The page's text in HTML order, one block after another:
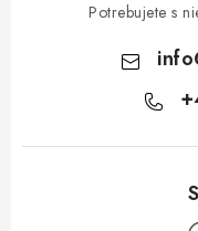
Potrebujete s
info